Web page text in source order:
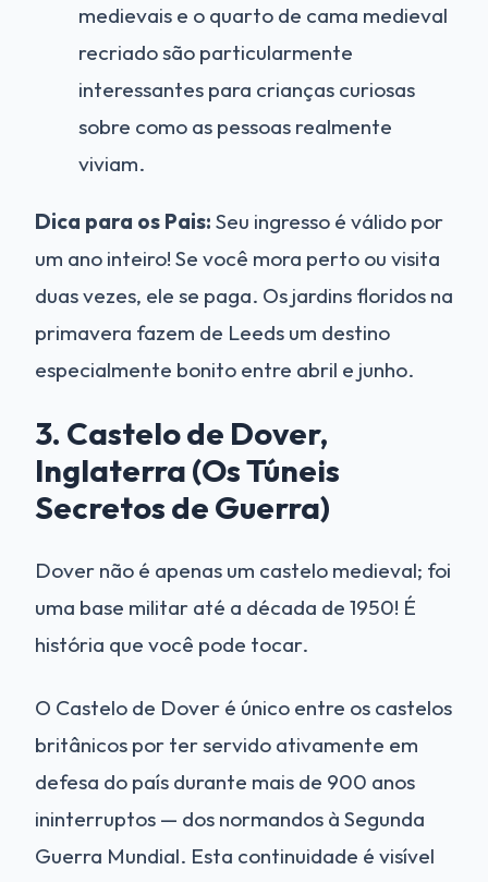
medievais e o quarto de cama medieval
recriado são particularmente
interessantes para crianças curiosas
sobre como as pessoas realmente
viviam.
Dica para os Pais: Seu ingresso é válido por
um ano inteiro! Se você mora perto ou visita
duas vezes, ele se paga. Os jardins floridos na
primavera fazem de Leeds um destino
especialmente bonito entre abril e junho.
3. Castelo de Dover,
Inglaterra (Os Túneis
Secretos de Guerra)
Dover não é apenas um castelo medieval; foi
uma base militar até a década de 1950! É
história que você pode tocar.
O Castelo de Dover é único entre os castelos
britânicos por ter servido ativamente em
defesa do país durante mais de 900 anos
ininterruptos — dos normandos à Segunda
Guerra Mundial. Esta continuidade é visível